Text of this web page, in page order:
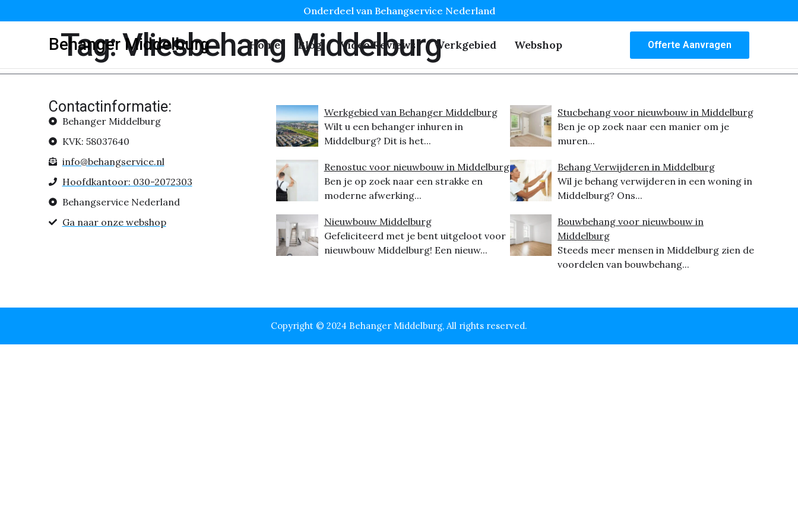
Onderdeel van Behangservice Nederland
Behanger Middelburg Home Blog Video Reviews Werkgebied Webshop Offerte Aanvragen
Tag:Vliesbehang Middelburg
Contactinformatie:
Behanger Middelburg
KVK: 58037640
info@behangservice.nl
Hoofdkantoor: 030-2072303
Behangservice Nederland
Ga naar onze webshop
Werkgebied van Behanger Middelburg
Wilt u een behanger inhuren in
Middelburg? Dit is het...
Renostuc voor nieuwbouw in Middelburg
Ben je op zoek naar een strakke en
moderne afwerking...
Nieuwbouw Middelburg
Gefeliciteerd met je bent uitgeloot voor
nieuwbouw Middelburg! Een nieuw...
Stucbehang voor nieuwbouw in Middelburg
Ben je op zoek naar een manier om je
muren...
Behang Verwijderen in Middelburg
Wil je behang verwijderen in een woning in
Middelburg? Ons...
Bouwbehang voor nieuwbouw in
Middelburg
Steeds meer mensen in Middelburg zien de
voordelen van bouwbehang...
Copyright © 2024 Behanger Middelburg, All rights reserved.